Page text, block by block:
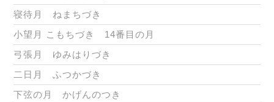
寝待月 ねまちづき
小望月 こもちづき 14番目の月
弓張月 ゆみはりづき
二日月 ふつかづき
下弦の月 かげんのつき